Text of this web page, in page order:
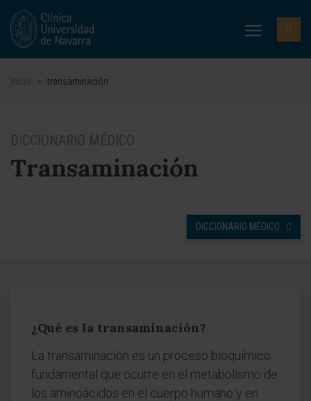
Inicio > transaminación
DICCIONARIO MÉDICO
Transaminación
DICCIONARIO MÉDICO
¿Qué es la transaminación?
La transaminación es un proceso bioquímico
fundamental que ocurre en el metabolismo de
los aminoácidos en el cuerpo humano y en